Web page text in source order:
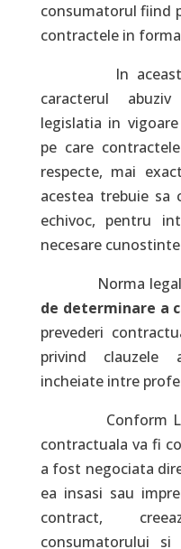
consumatorul fiind
contractele in
In aceasta
caracterul
legislatia in
pe care
respecte, mai
acestea trebuie sa
echivoc, pentru
necesare
Norma legala
de determinare a
prevederi
privind clauzele
incheiate intre
Conform Legii
contractuala va fi
a fost negociata
ea insasi sau
contract,
consumatorului